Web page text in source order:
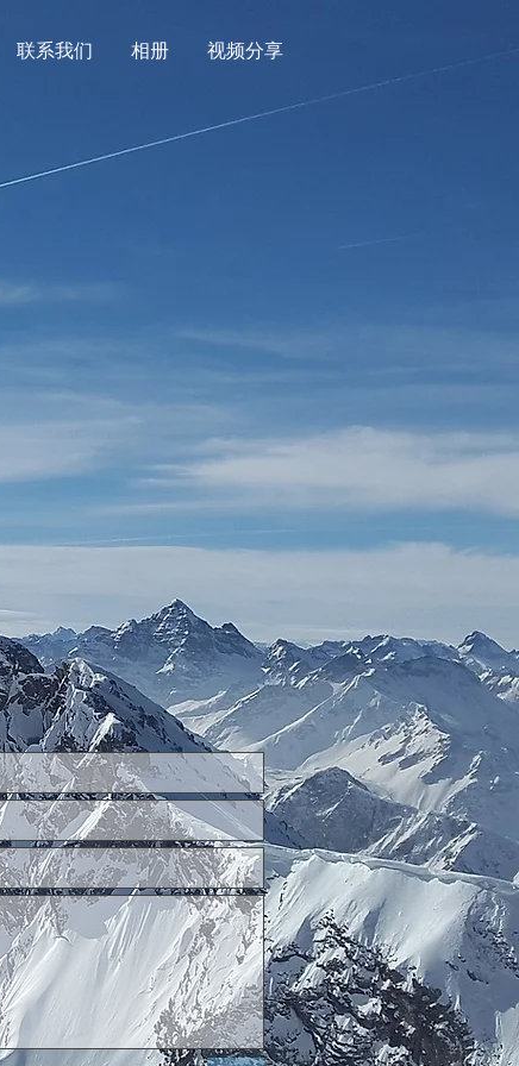
联系我们 相册 视频分享